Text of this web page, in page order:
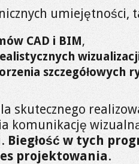
umiejętności,
CAD i BIM,
szczegółowych
skutecznego
komunikację
Biegłość w tych
projektowania.